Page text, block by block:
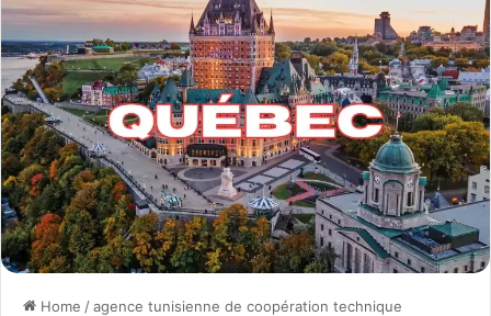
Home /agence tunisienne de coopération technique